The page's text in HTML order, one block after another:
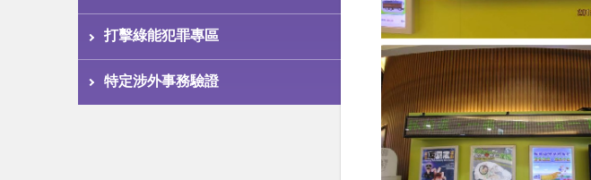
打擊綠能犯罪專區
特定涉外事務驗證